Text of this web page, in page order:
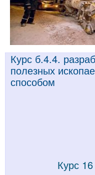
Курс б.4.4.
полезных
способом
Курс